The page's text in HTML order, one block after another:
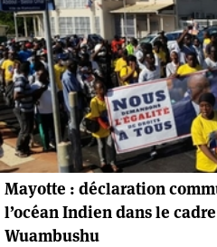
Mayotte : déclaration
l’océan Indien dans le
Wuambushu